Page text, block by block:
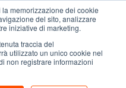
la memorizzazione dei cookie
del sito, analizzare
iniziative di marketing.
traccia del
utilizzato un unico cookie nel
non registrare informazioni